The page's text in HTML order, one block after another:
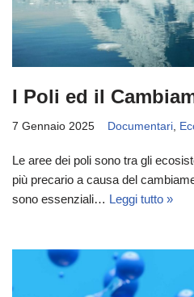
I Poli ed il
7 Gennaio 2025 Documentari,
Le aree dei poli sono tra gli
più precario a causa del
sono essenziali… Leggi tutto »